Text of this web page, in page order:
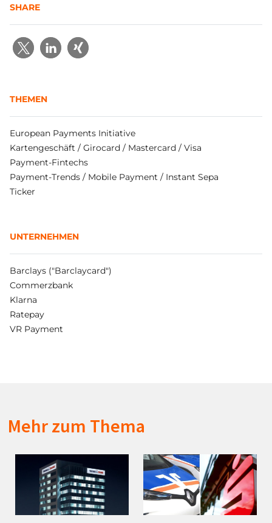
SHARE
THEMEN
European Payments Initiative
Kartengeschäft / Girocard / Mastercard / Visa
Payment-Fintechs
Payment-Trends / Mobile Payment / Instant Sepa
Ticker
UNTERNEHMEN
Barclays ("Barclaycard")
Commerzbank
Klarna
Ratepay
VR Payment
Mehr zum Thema